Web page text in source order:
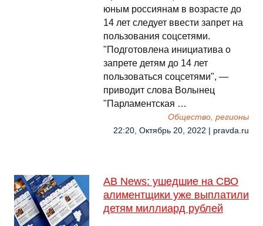
юным россиянам в возрасте до
14 лет следует ввести запрет на
пользования соцсетями.
"Подготовлена инициатива о
запрете детям до 14 лет
пользоваться соцсетями", —
приводит слова Волынец
"Парламентская …
Общество, регионы
22:20, Октябрь 20, 2022 | pravda.ru
AB News: ушедшие на СВО
алиментщики уже выплатили
детям миллиард рублей